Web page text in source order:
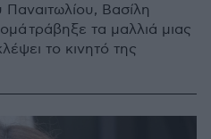
Παναιτωλίου, Βασίλη
τράβηξε τα μαλλιά μιας
το κινητό της